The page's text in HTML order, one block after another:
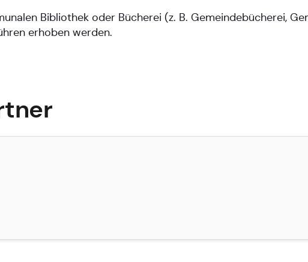
Bibliothek oder Bücherei (z. B. Gemeindebücherei,
erhoben werden.